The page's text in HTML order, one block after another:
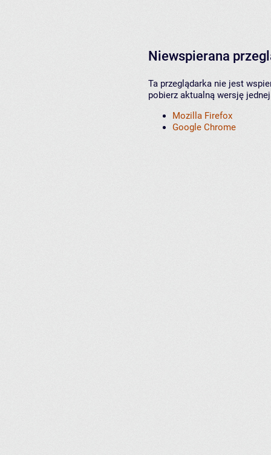
Niewspierana
Ta przeglądarka nie jest
pobierz aktualną wersję
Mozilla Firefox
Google Chrome